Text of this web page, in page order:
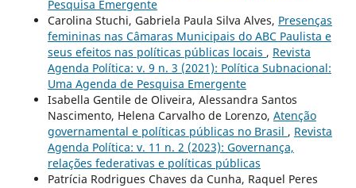
Pesquisa Emergente
Carolina Stuchi, Gabriela Paula Silva Alves, Presenças
femininas nas Câmaras Municipais do ABC Paulista e
seus efeitos nas políticas públicas locais , Revista
Agenda Política: v. 9 n. 3 (2021): Política Subnacional:
Uma Agenda de Pesquisa Emergente
Isabella Gentile de Oliveira, Alessandra Santos
Nascimento, Helena Carvalho de Lorenzo, Atenção
governamental e políticas públicas no Brasil , Revista
Agenda Política: v. 11 n. 2 (2023): Governança,
relações federativas e políticas públicas
Patrícia Rodrigues Chaves da Cunha, Raquel Peres